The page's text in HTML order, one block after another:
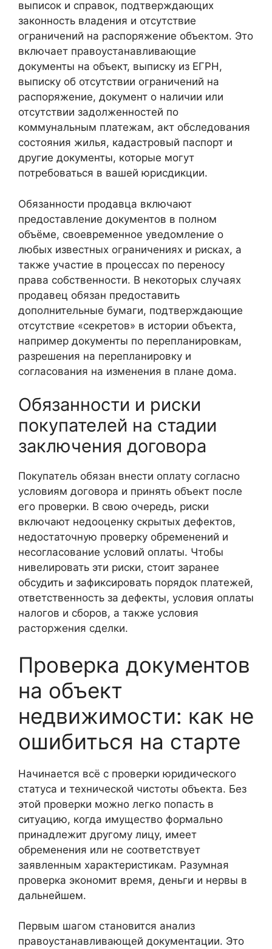
выписок и справок, подтверждающих
законность владения и отсутствие
ограничений на распоряжение объектом. Это
включает правоустанавливающие
документы на объект, выписку из ЕГРН,
выписку об отсутствии ограничений на
распоряжение, документ о наличии или
отсутствии задолженностей по
коммунальным платежам, акт обследования
состояния жилья, кадастровый паспорт и
другие документы, которые могут
потребоваться в вашей юрисдикции.
Обязанности продавца включают
предоставление документов в полном
объёме, своевременное уведомление о
любых известных ограничениях и рисках, а
также участие в процессах по переносу
права собственности. В некоторых случаях
продавец обязан предоставить
дополнительные бумаги, подтверждающие
отсутствие «секретов» в истории объекта,
например документы по перепланировкам,
разрешения на перепланировку и
согласования на изменения в плане дома.
Обязанности и риски
покупателей на стадии
заключения договора
Покупатель обязан внести оплату согласно
условиям договора и принять объект после
его проверки. В свою очередь, риски
включают недооценку скрытых дефектов,
недостаточную проверку обременений и
несогласование условий оплаты. Чтобы
нивелировать эти риски, стоит заранее
обсудить и зафиксировать порядок платежей,
ответственность за дефекты, условия оплаты
налогов и сборов, а также условия
расторжения сделки.
Проверка документов
на объект
недвижимости: как не
ошибиться на старте
Начинается всё с проверки юридического
статуса и технической чистоты объекта. Без
этой проверки можно легко попасть в
ситуацию, когда имущество формально
принадлежит другому лицу, имеет
обременения или не соответствует
заявленным характеристикам. Разумная
проверка экономит время, деньги и нервы в
дальнейшем.
Первым шагом становится анализ
правоустанавливающей документации. Это